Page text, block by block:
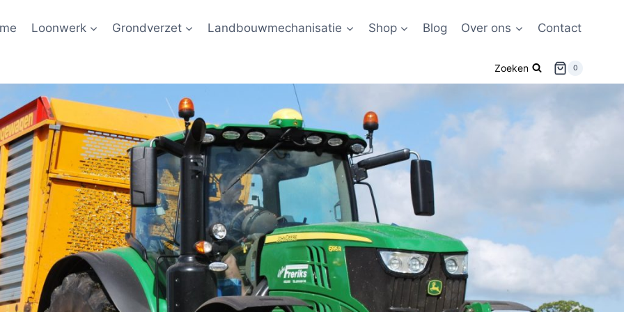
Loonwerk Grondverzet Landbouwmechanisatie Shop Blog Over ons Contact
Zoeken 0